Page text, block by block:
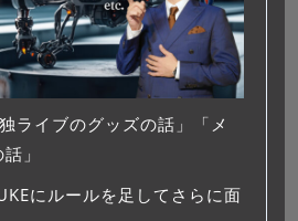
ライブのグッズの話」「メ
」
にルールを足してさらに面